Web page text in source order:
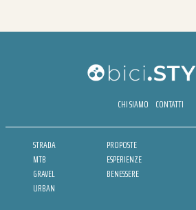
CHI SIAMO CONTATTI
STRADA
MTB
GRAVEL
URBAN
PROPOSTE
ESPERIENZE
BENESSERE